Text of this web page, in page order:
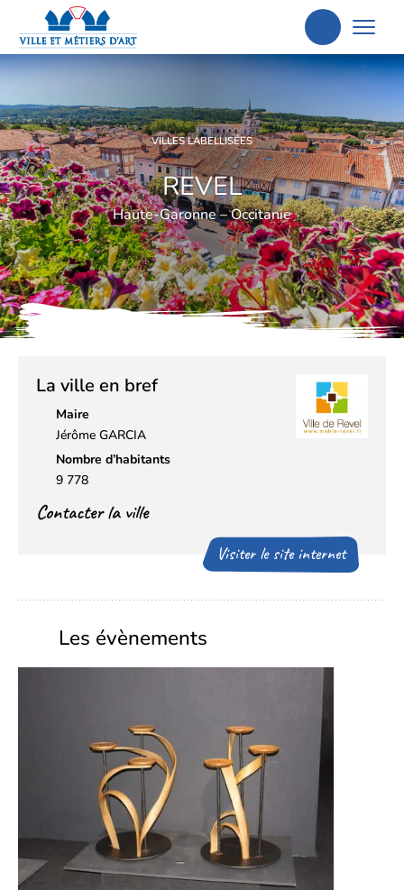
Aller
à
recherche
VILLES LABELLISÉES
REVEL
Haute-Garonne – Occitanie
La ville en bref
Maire
Jérôme GARCIA
Nombre d’habitants
9 778
Contacter la ville
Visiter le site internet
Les évènements